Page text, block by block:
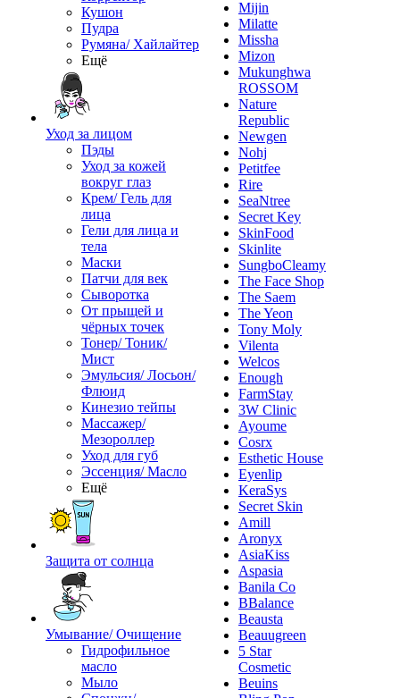
Кушон
Пудра
Румяна/ Хайлайтер
Ещё
Уход за лицом
Пэды
Уход за кожей
вокруг глаз
Крем/ Гель для
лица
Гели для лица и
тела
Маски
Патчи для век
Сыворотка
От прыщей и
чёрных точек
Тонер/ Тоник/
Мист
Эмульсия/ Лосьон/
Флюид
Кинезио тейпы
Массажер/
Мезороллер
Уход для губ
Эссенция/ Масло
Ещё
Защита от солнца
Умывание/ Очищение
Гидрофильное
масло
Мыло
Mijin
Milatte
Missha
Mizon
Mukunghwa
ROSSOM
Nature
Republic
Newgen
Nohj
Petitfee
Rire
SeaNtree
Secret Key
SkinFood
Skinlite
SungboCleamy
The Face Shop
The Saem
The Yeon
Tony Moly
Vilenta
Welcos
Enough
FarmStay
3W Clinic
Ayoume
Cosrx
Esthetic House
Eyenlip
KeraSys
Secret Skin
Amill
Aronyx
AsiaKiss
Aspasia
Banila Co
BBalance
Beausta
Beauugreen
5 Star
Cosmetic
Beuins